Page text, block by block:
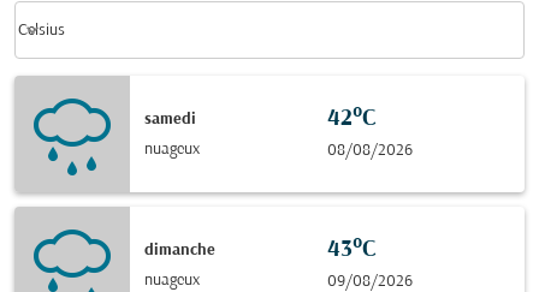
Celsius
keyboard_arrow_down
samedi
nuageux
42°C
08/08/2026
dimanche
nuageux
43°C
09/08/2026